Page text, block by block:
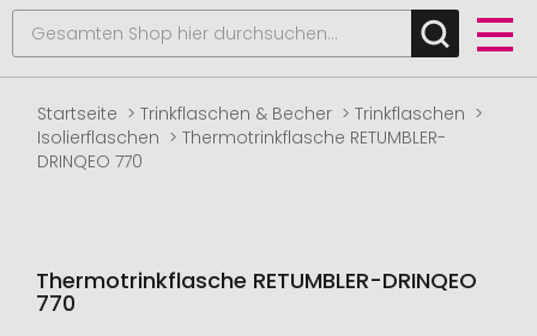
Startseite Trinkflaschen & Becher
Trinkflaschen
Isolierflaschen
Thermotrinkflasche RETUMBLER-
DRINQEO 770
Thermotrinkflasche RETUMBLER-DRINQEO
770